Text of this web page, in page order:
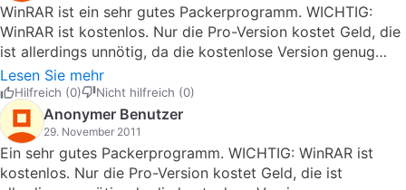
komprimierte Ordner ablegen, um z.B. bei einem
Dateiupload Speicherplatz zu sparen.Man kann die Archive
bzw. komprimierten Ordner auch mit einem Passwort
versehen.WinRAR ist leicht zu bedienen und meckert nie
rum.
WinRAR ist ein sehr gutes Packerprogramm. WICHTIG:
WinRAR ist kostenlos. Nur die Pro-Version kostet Geld, die
ist allerdings unnötig, da die kostenlose Version genug
kann.WinRAR ist ein sehr gutes Packerprogramm. Es kann
RAR-Dateien bzw. RAR-Archive problemlos entpacken.
Auch ARJ- und 7Z-Archive können entpackt werden.Man
kann auch Dateien mit WinRAR in RAR-Archive oder in ZIP-
komprimierte Ordner ablegen, um z.B. bei einem
Dateiupload Speicherplatz zu sparen.Man kann die Archive
Lesen Sie mehr
Hilfreich (0) Nicht hilfreich (0)
Anonymer Benutzer
29. November 2011
Ein sehr gutes Packerprogramm. WICHTIG: WinRAR ist
kostenlos. Nur die Pro-Version kostet Geld, die ist